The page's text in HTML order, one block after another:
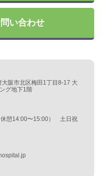
い合わせ
阪市北区梅田1丁目8-17 大
グ地下1階
憩14:00〜15:00） 土日祝